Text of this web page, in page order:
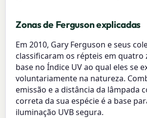
Zonas de Ferguson explicadas
Em 2010, Gary Ferguson e seus
classificaram os répteis em quatro
base no Índice UV ao qual eles se
voluntariamente na natureza.
emissão e a distância da lâmpada
correta da sua espécie é a base
iluminação UVB segura.